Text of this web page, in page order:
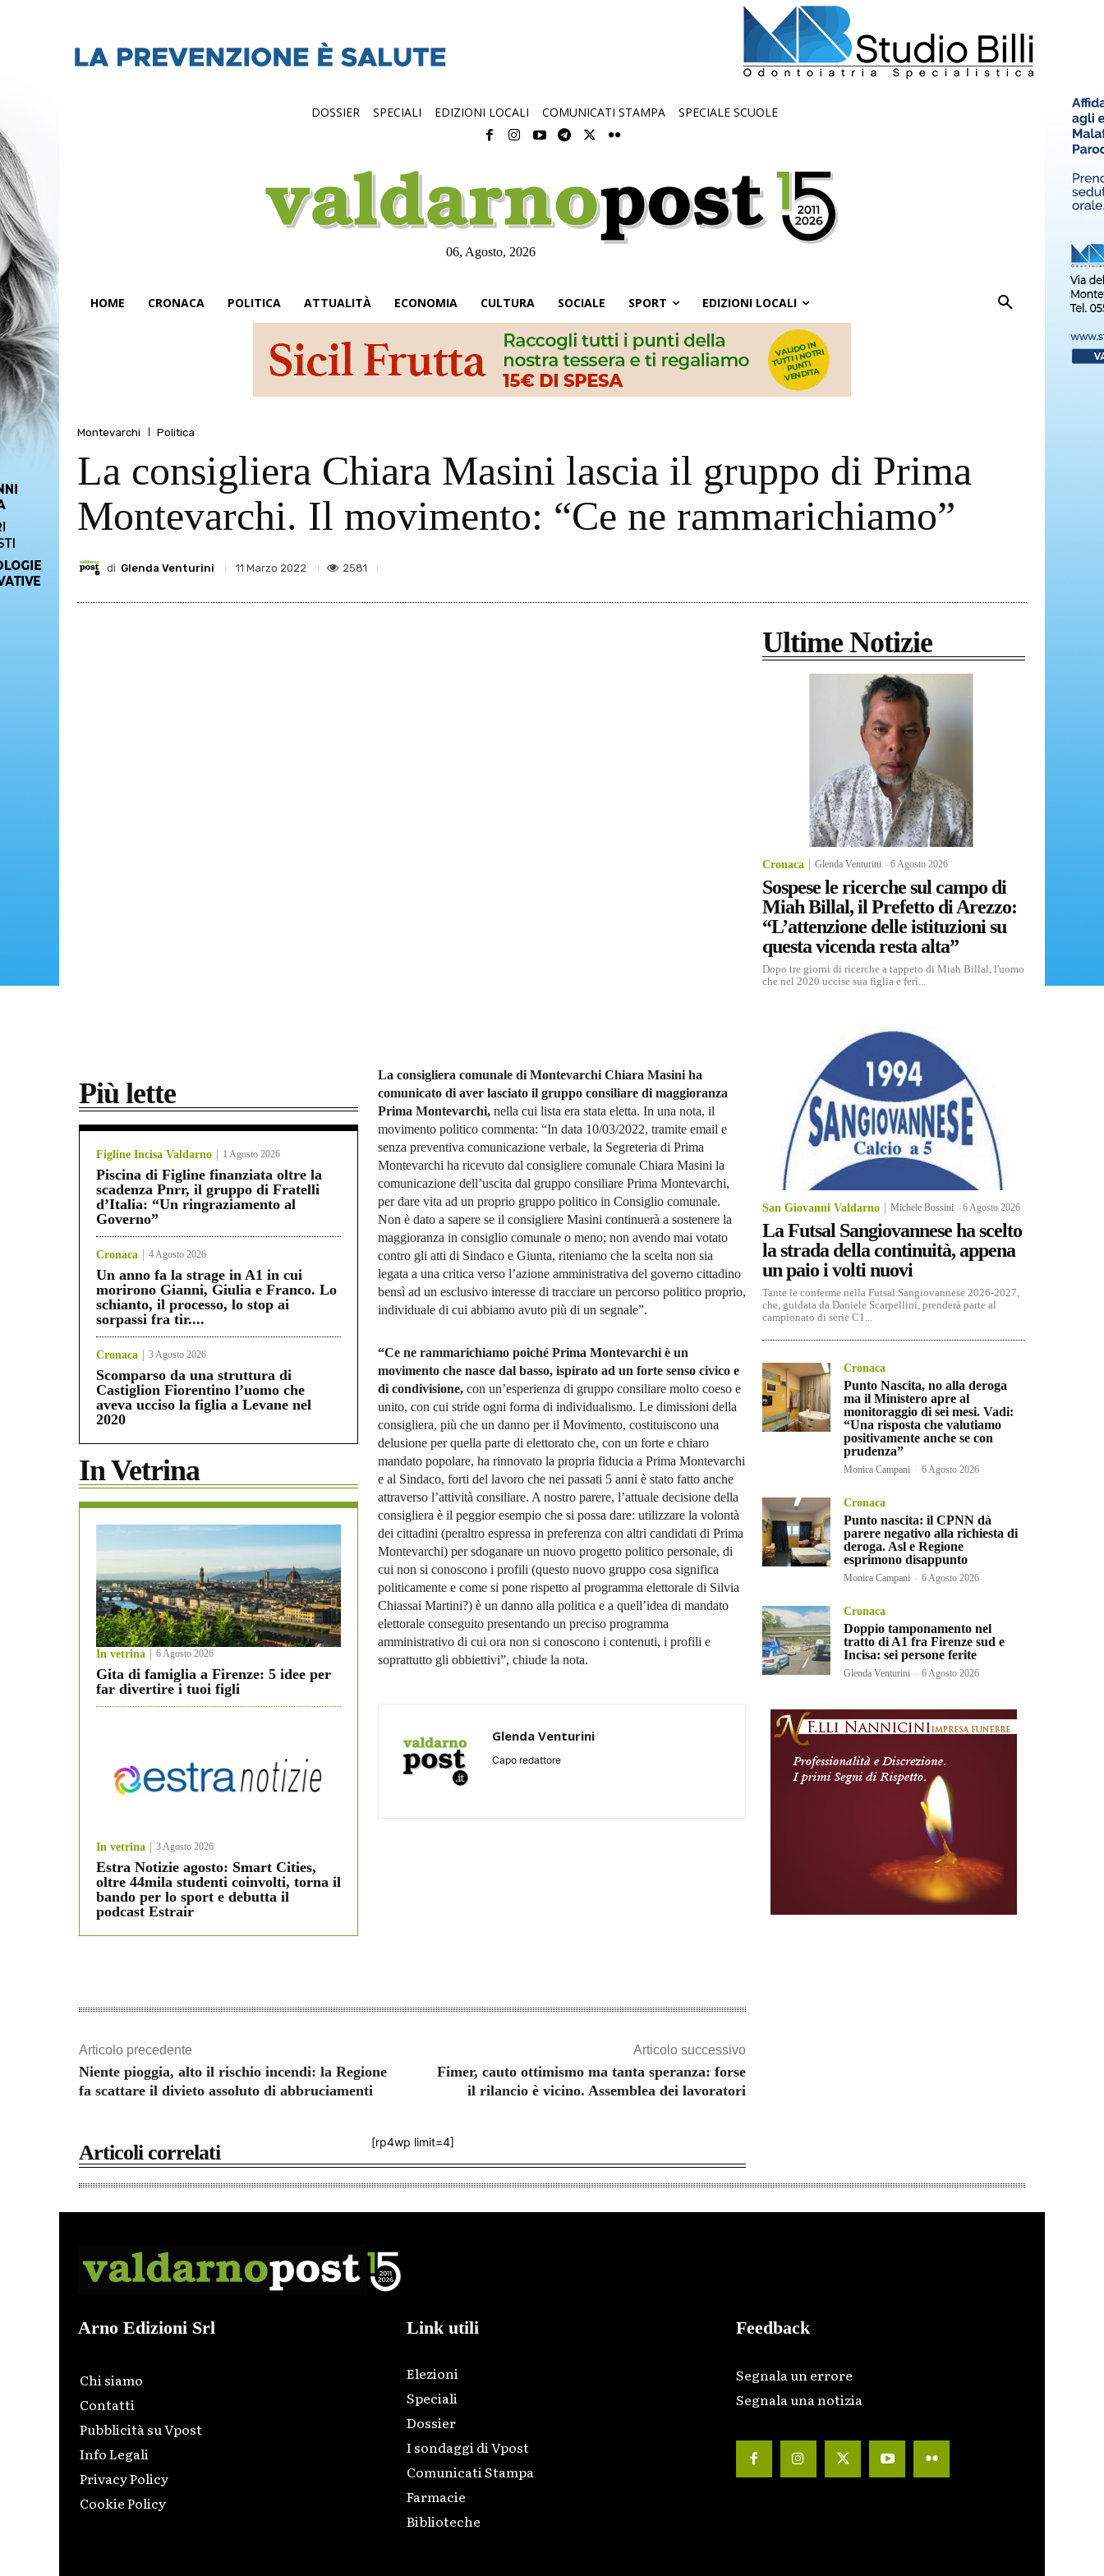
DOSSIER SPECIALI EDIZIONI LOCALI COMUNICATI STAMPA SPECIALE SCUOLE
06, Agosto, 2026
HOME CRONACA POLITICA ATTUALITÀ ECONOMIA CULTURA SOCIALE SPORT EDIZIONI LOCALI
Montevarchi Politica
La consigliera Chiara Masini lascia il gruppo di Prima
Montevarchi. Il movimento: “Ce ne rammarichiamo”
di Glenda Venturini 11 Marzo 2022 2581
Più lette
Figline Incisa Valdarno 1 Agosto 2026
Piscina di Figline finanziata oltre la
scadenza Pnrr, il gruppo di Fratelli
d’Italia: “Un ringraziamento al
Governo”
Cronaca 4 Agosto 2026
Un anno fa la strage in A1 in cui
morirono Gianni, Giulia e Franco. Lo
schianto, il processo, lo stop ai
sorpassi fra tir....
Cronaca 3 Agosto 2026
Scomparso da una struttura di
Castiglion Fiorentino l’uomo che
aveva ucciso la figlia a Levane nel
2020
In Vetrina
In vetrina 6 Agosto 2026
Gita di famiglia a Firenze: 5 idee per
far divertire i tuoi figli
In vetrina 3 Agosto 2026
Estra Notizie agosto: Smart Cities,
oltre 44mila studenti coinvolti, torna il
bando per lo sport e debutta il
podcast Estrair
La consigliera comunale di Montevarchi Chiara Masini ha
comunicato di aver lasciato il gruppo consiliare di maggioranza
Prima Montevarchi, nella cui lista era stata eletta. In una nota, il
movimento politico commenta: “In data 10/03/2022, tramite email e
senza preventiva comunicazione verbale, la Segreteria di Prima
Montevarchi ha ricevuto dal consigliere comunale Chiara Masini la
comunicazione dell’uscita dal gruppo consiliare Prima Montevarchi,
per dare vita ad un proprio gruppo politico in Consiglio comunale.
Non è dato a sapere se il consigliere Masini continuerà a sostenere la
maggioranza in consiglio comunale o meno; non avendo mai votato
contro gli atti di Sindaco e Giunta, riteniamo che la scelta non sia
legata a una critica verso l’azione amministrativa del governo cittadino
bensì ad un esclusivo interesse di tracciare un percorso politico proprio,
individuale di cui abbiamo avuto più di un segnale”.
“Ce ne rammarichiamo poiché Prima Montevarchi è un
movimento che nasce dal basso, ispirato ad un forte senso civico e
di condivisione, con un’esperienza di gruppo consiliare molto coeso e
unito, con cui stride ogni forma di individualismo. Le dimissioni della
consigliera, più che un danno per il Movimento, costituiscono una
delusione per quella parte di elettorato che, con un forte e chiaro
mandato popolare, ha rinnovato la propria fiducia a Prima Montevarchi
e al Sindaco, forti del lavoro che nei passati 5 anni è stato fatto anche
attraverso l’attività consiliare. A nostro parere, l’attuale decisione della
consigliera è il peggior esempio che si possa dare: utilizzare la volontà
dei cittadini (peraltro espressa in preferenza con altri candidati di Prima
Montevarchi) per sdoganare un nuovo progetto politico personale, di
cui non si conoscono i profili (questo nuovo gruppo cosa significa
politicamente e come si pone rispetto al programma elettorale di Silvia
Chiassai Martini?) è un danno alla politica e a quell’idea di mandato
elettorale conseguito presentando un preciso programma
amministrativo di cui ora non si conoscono i contenuti, i profili e
soprattutto gli obbiettivi”, chiude la nota.
Glenda Venturini
Capo redattore
Articolo precedente
Niente pioggia, alto il rischio incendi: la Regione
fa scattare il divieto assoluto di abbruciamenti
Articolo successivo
Fimer, cauto ottimismo ma tanta speranza: forse
il rilancio è vicino. Assemblea dei lavoratori
[rp4wp limit=4]
Articoli correlati
Ultime Notizie
Cronaca Glenda Venturini -6 Agosto 2026
Sospese le ricerche sul campo di
Miah Billal, il Prefetto di Arezzo:
“L’attenzione delle istituzioni su
questa vicenda resta alta”
Dopo tre giorni di ricerche a tappeto di Miah Billal, l'uomo
che nel 2020 uccise sua figlia e ferì...
San Giovanni Valdarno Michele Bossini -6 Agosto 2026
La Futsal Sangiovannese ha scelto
la strada della continuità, appena
un paio i volti nuovi
Tante le conferme nella Futsal Sangiovannese 2026-2027,
che, guidata da Daniele Scarpellini, prenderà parte al
campionato di serie C1...
Cronaca
Punto Nascita, no alla deroga
ma il Ministero apre al
monitoraggio di sei mesi. Vadi:
“Una risposta che valutiamo
positivamente anche se con
prudenza”
Monica Campani - 6 Agosto 2026
Cronaca
Punto nascita: il CPNN dà
parere negativo alla richiesta di
deroga. Asl e Regione
esprimono disappunto
Monica Campani - 6 Agosto 2026
Cronaca
Doppio tamponamento nel
tratto di A1 fra Firenze sud e
Incisa: sei persone ferite
Glenda Venturini - 6 Agosto 2026
Arno Edizioni Srl
Chi siamo
Contatti
Pubblicità su Vpost
Info Legali
Privacy Policy
Cookie Policy
Link utili
Elezioni
Speciali
Dossier
I sondaggi di Vpost
Comunicati Stampa
Farmacie
Biblioteche
Feedback
Segnala un errore
Segnala una notizia